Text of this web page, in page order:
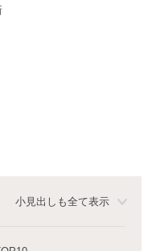
小見出しも全て表示